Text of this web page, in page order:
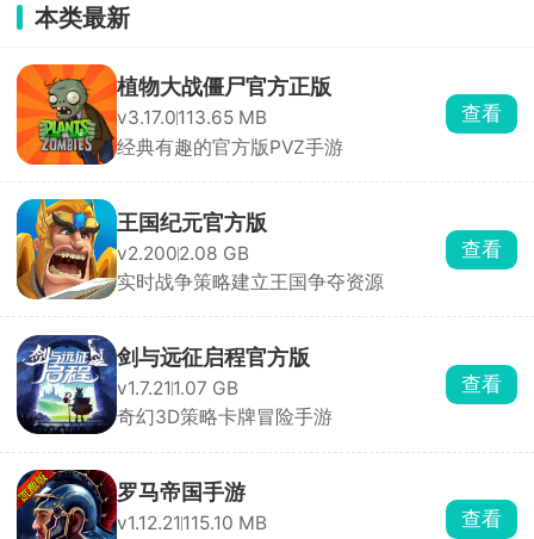
本类最新
植物大战僵尸官方正版
v3.17.0113.65 MB
经典有趣的官方版PVZ手游
查看
王国纪元官方版
v2.2002.08 GB
实时战争策略建立王国争夺资源
查看
剑与远征启程官方版
v1.7.21 1.07 GB
奇幻3D策略卡牌冒险手游
查看
罗马帝国手游
v1.12.21 115.10 MB
查看